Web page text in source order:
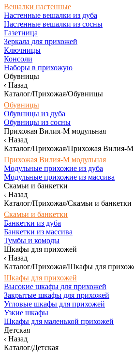
Вешалки настенные
Настенные вешалки из дуба
Настенные вешалки из сосны
Газетница
Зеркала для прихожей
Ключницы
Консоли
Наборы в прихожую
Обувницы
Назад
Каталог/Прихожая/Обувницы
Обувницы
Обувницы из дуба
Обувницы из сосны
Прихожая Вилия-М модульная
Назад
Каталог/Прихожая/Прихожая Вилия-М
Прихожая Вилия-М модульная
Модульные прихожие из дуба
Модульные прихожие из массива
Скамьи и банкетки
Назад
Каталог/Прихожая/Скамьи и банкетки
Скамьи и банкетки
Банкетки из дуба
Банкетки из массива
Тумбы и комоды
Шкафы для прихожей
Назад
Каталог/Прихожая/Шкафы для
Шкафы для прихожей
Высокие шкафы для прихожей
Закрытые шкафы для прихожей
Угловые шкафы для прихожей
Узкие шкафы
Шкафы для маленькой прихожей
Детская
Назад
Каталог/Детская